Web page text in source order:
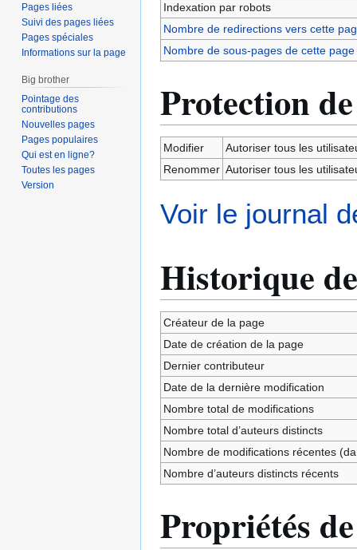
Indexation par robots
Nombre de redirections vers cette
Nombre de sous-pages de cette page
Protection
Modifier
Autoriser tous les
Renommer Autoriser tous les
Voir le journal
Historique
Créateur de la page
Date de création de la page
Dernier contributeur
Date de la dernière modification
Nombre total de modifications
Nombre total d’auteurs distincts
Nombre de modifications récentes
Nombre d’auteurs distincts récents
Propriétés
Pages liées
Suivi des pages liées
Pages spéciales
Informations sur la page
Big brother
Pointage des
contributions
Nouvelles pages
Pages populaires
Qui est en ligne?
Toutes les pages
Version